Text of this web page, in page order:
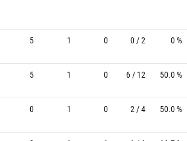
5 1 0 0 / 2 0 %
5 1 0 6 / 12 50.0 %
0 1 0 2 / 4 50.0 %